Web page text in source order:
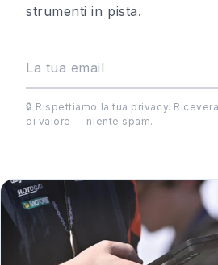
strumenti in pista.
🔒 Rispettiamo la tua privacy.
di valore — niente spam.